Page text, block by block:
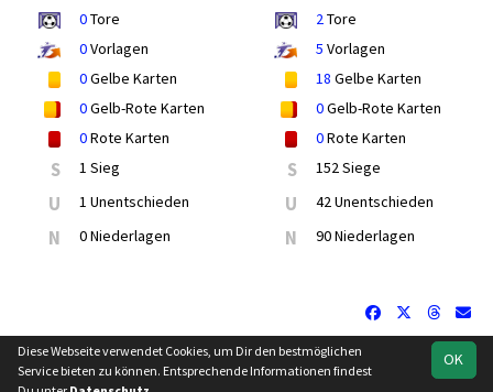
0Tore
0Vorlagen
0Gelbe Karten
0Gelb-Rote Karten
0Rote Karten
S 1 Sieg
U 1 Unentschieden
N 0 Niederlagen
2Tore
5 Vorlagen
18 Gelbe Karten
0Gelb-Rote Karten
0Rote Karten
S 152 Siege
U 42 Unentschieden
N 90 Niederlagen
soccero.de OK
Diese Webseite verwendet Cookies, um Dir den bestmöglichen
Service bieten zu können. Entsprechende Informationen findest